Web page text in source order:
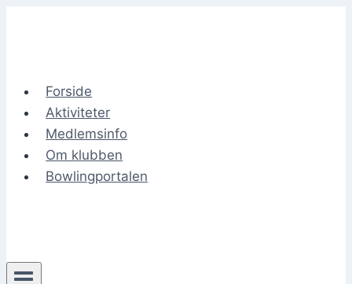
Forside
Aktiviteter
Medlemsinfo
Om klubben
Bowlingportalen